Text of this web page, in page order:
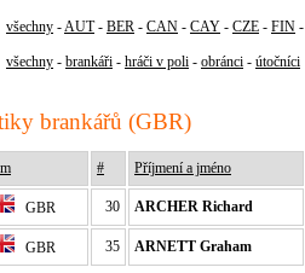
všechny -AUT- BER - CAN - CAY - CZE - FIN -
všechny - brankáři - hráči v poli - obránci - útočníci
brankářů (GBR)
# Příjmení a jméno
GBR 30 ARCHER Richard
GBR 35 ARNETT Graham